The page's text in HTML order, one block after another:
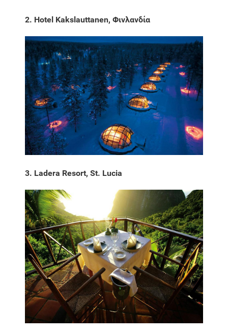
2. Hotel Kakslauttanen, Φινλανδία
3. Ladera Resort, St. Lucia